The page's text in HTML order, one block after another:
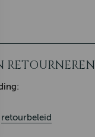
RETOURNEREN
retourbeleid